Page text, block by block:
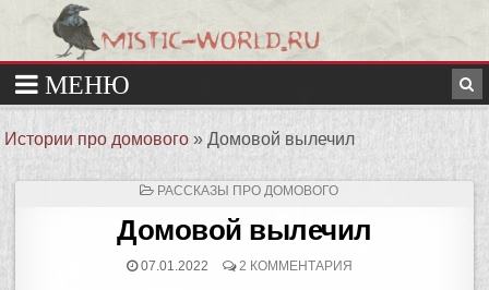
Истории про домового »Домовой вылечил
ОПУБЛИКОВАНО
РАССКАЗЫ ПРО ДОМОВОГО
Домовой вылечил
07.01.2022 2 КОММЕНТАРИЯ